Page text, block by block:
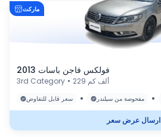
ماركت
فولكس فاجن باسات 2013
3rd Category • 229 ألف كم
سعر قابل للتفاوض
• مفحوصة من سيلندر •
ارسال عرض سعر